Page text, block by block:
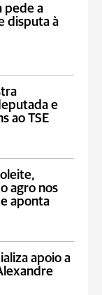
pede a
disputa à
e
ao TSE
agro nos
aponta
apoio a